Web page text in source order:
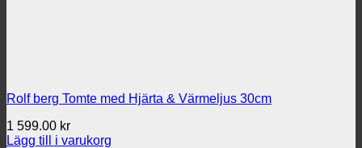
Rolf berg Tomte med Hjärta & Värmeljus 30cm
1 599.00 kr
Lägg till i varukorg